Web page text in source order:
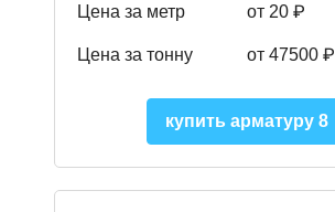
Цена за метр от 20 ₽
Цена за тонну от 47500 ₽
купить арматуру 8